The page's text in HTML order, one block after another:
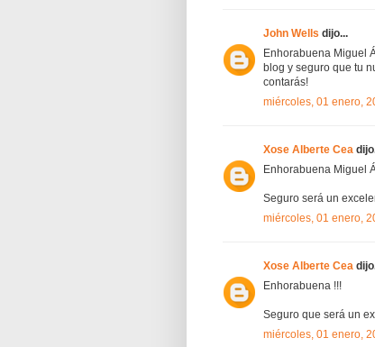
John Wells dijo...
Enhorabuena Miguel
blog y seguro que tu
contarás!
miércoles, 01 enero,
Xose Alberte Cea
Enhorabuena Miguel
Seguro será un
miércoles, 01 enero,
Xose Alberte Cea
Enhorabuena !!!
Seguro que será un
miércoles, 01 enero,